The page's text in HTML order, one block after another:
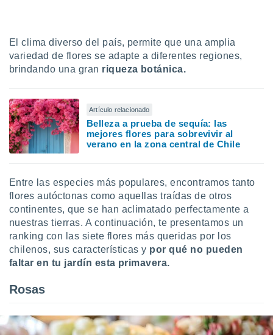
aceptar
de
de que
sean
se
para
o
aunque
Puedes
web a
abono
El clima diverso del país, permite que una amplia
variedad de flores se adapte a diferentes regiones,
brindando una gran riqueza botánica.
Artículo relacionado
Belleza a prueba de sequía: las
mejores flores para sobrevivir al
verano en la zona central de Chile
Entre las especies más populares, encontramos tanto
flores autóctonas como aquellas traídas de otros
continentes, que se han aclimatado perfectamente a
nuestras tierras. A continuación, te presentamos un
ranking con las siete flores más queridas por los
chilenos, sus características y por qué no pueden
faltar en tu jardín esta primavera.
Rosas